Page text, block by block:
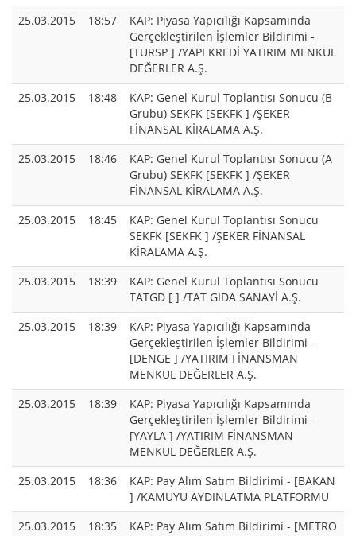
25.03.2015
18:57
KAP: Piyasa Yapıcılığı Kapsamında
Gerçekleştirilen İşlemler Bildirimi -
[TURSP ] /YAPI KREDİ YATIRIM MENKUL
DEĞERLER A.Ş.
25.03.2015
18:48
KAP: Genel Kurul Toplantısı Sonucu (B
Grubu) SEKFK [SEKFK ] /ŞEKER
FİNANSAL KİRALAMA A.Ş.
25.03.2015
18:46
KAP: Genel Kurul Toplantısı Sonucu (A
Grubu) SEKFK [SEKFK ] /ŞEKER
FİNANSAL KİRALAMA A.Ş.
25.03.2015
18:45
KAP: Genel Kurul Toplantısı Sonucu
SEKFK [SEKFK ] /ŞEKER FİNANSAL
KİRALAMA A.Ş.
25.03.2015
18:39
KAP: Genel Kurul Toplantısı Sonucu
TATGD [ ] /TAT GIDA SANAYİ A.Ş.
25.03.2015
18:39
KAP: Piyasa Yapıcılığı Kapsamında
Gerçekleştirilen İşlemler Bildirimi -
[DENGE ] /YATIRIM FİNANSMAN
MENKUL DEĞERLER A.Ş.
25.03.2015
18:39
KAP: Piyasa Yapıcılığı Kapsamında
Gerçekleştirilen İşlemler Bildirimi -
[YAYLA ] /YATIRIM FİNANSMAN
MENKUL DEĞERLER A.Ş.
25.03.2015
18:36
KAP: Pay Alım Satım Bildirimi - [BAKAN
] /KAMUYU AYDINLATMA PLATFORMU
25.03.2015
18:35
KAP: Pay Alım Satım Bildirimi - [METRO